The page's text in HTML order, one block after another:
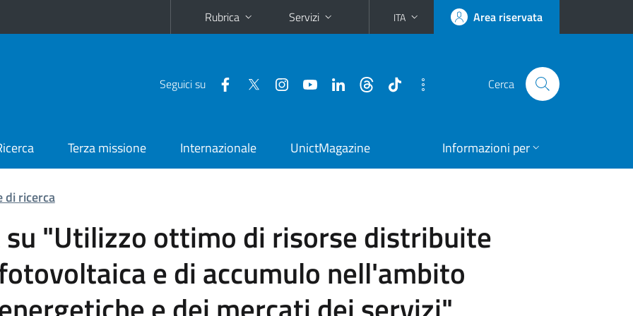
Rubrica Servizi ITA Area riservata
Seguici su Cerca
Terza missione Internazionale UnictMagazine Informazioni per
di ricerca
su "Utilizzo ottimo di risorse distribuite
e di accumulo nell'ambito